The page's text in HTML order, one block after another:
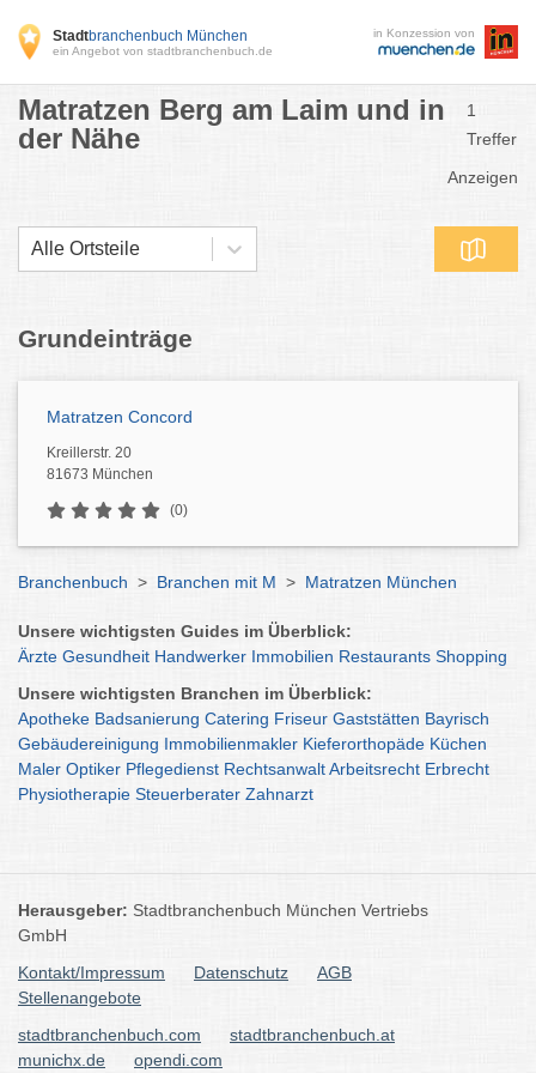
Stadtbranchenbuch München
ein Angebot von stadtbranchenbuch.de
in Konzession von
Matratzen Berg am Laim und in
der Nähe
1
Treffer
Anzeigen
Alle Ortsteile
Grundeinträge
Matratzen Concord
Kreillerstr. 20
81673 München
(0)
Branchenbuch > Branchen mit M > Matratzen München
Unsere wichtigsten Guides im Überblick:
Ärzte Gesundheit Handwerker Immobilien Restaurants Shopping
Unsere wichtigsten Branchen im Überblick:
Apotheke Badsanierung Catering Friseur Gaststätten Bayrisch
Gebäudereinigung Immobilienmakler Kieferorthopäde Küchen
Maler Optiker Pflegedienst RechtsanwaltArbeitsrecht Erbrecht
Physiotherapie Steuerberater Zahnarzt
Herausgeber: Stadtbranchenbuch München Vertriebs
GmbH
Kontakt/Impressum
Datenschutz
AGB
Stellenangebote
stadtbranchenbuch.com
stadtbranchenbuch.at
munichx.de
opendi.com